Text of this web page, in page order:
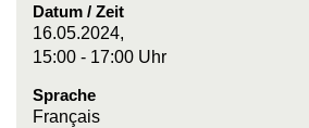
Datum / Zeit
16.05.2024,
15:00 - 17:00 Uhr
Sprache
Français